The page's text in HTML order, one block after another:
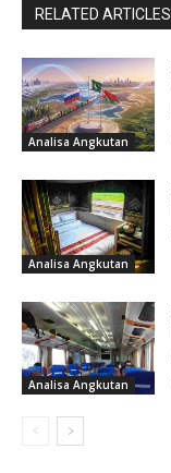
RELATED ARTICLES
Analisa Angkutan
Analisa Angkutan
Analisa Angkutan